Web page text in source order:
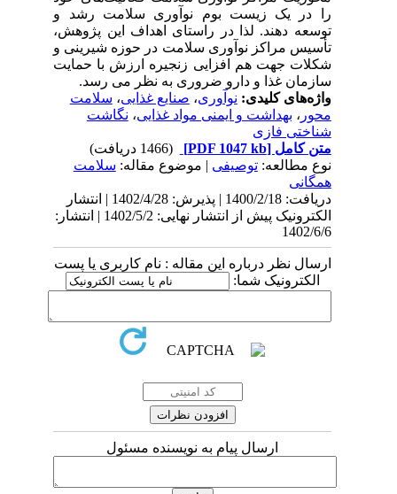
را در یک زیست بوم نوآوری سلامت رشد و
توسعه دهند. لذا در راستای اهداف این پژوهش،
تأسیس مراکز نوآوری سلامت در حوزه شیرینی و
شکلات جهت هم افزایی زنجیره ارزش با حمایت
سازمان غذا و دارو ضروری به نظر می رسد.
واژه‌های کلیدی:نوآوری،صنایع غذایی،سلامت
محور، بهداشت و ایمنی مواد غذایی،نگاشت
شناختی فازی
متن کامل[PDF 1047 kb]
نوع مطالعه:توصیفی| موضوع مقاله:سلامت
همگانی
دریافت: 1400/2/18 | پذیرش: 1402/4/28 | انتشار
الکترونیک پیش از انتشار نهایی: 1402/5/2 | انتشار:
1402/6/6
ارسال نظر درباره این مقاله : نام کاربری یا پست
الکترونیک شما:
ارسال پیام به نویسنده مسئول